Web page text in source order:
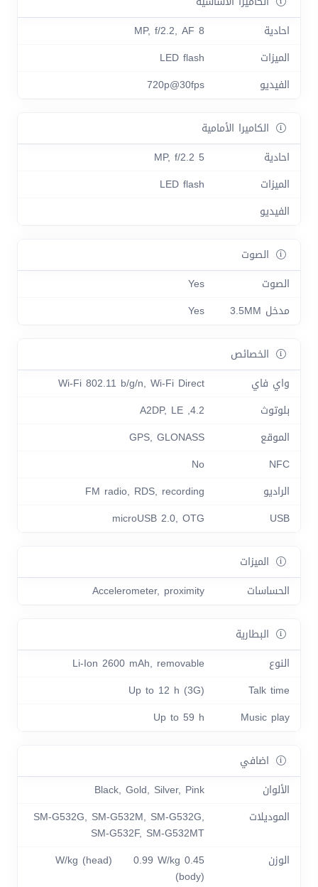
احادية
8 MP, f/2.2, AF
الميزات
LED flash
الفيديو
720p@30fps
الكاميرا الأمامية
احادية
5 MP, f/2.2
الميزات
LED flash
الفيديو
الصوت
الصوت
Yes
مدخل 3.5MM
Yes
الخصائص
واي فاي
Wi-Fi 802.11 b/g/n, Wi-Fi Direct
بلوتوث
4.2, A2DP, LE
الموقع
GPS, GLONASS
NFC
No
الراديو
FM radio, RDS, recording
USB
microUSB 2.0, OTG
الميزات
الحساسات
Accelerometer, proximity
البطارية
النوع
Li-Ion 2600 mAh, removable
Talk time
Up to 12 h (3G)
Music play
Up to 59 h
اضافي
الألوان
Black, Gold, Silver, Pink
الموديلات
SM-G532G, SM-G532M, SM-G532G,
SM-G532F, SM-G532MT
الوزن
0.45 W/kg (head) 0.99 W/kg
(body)